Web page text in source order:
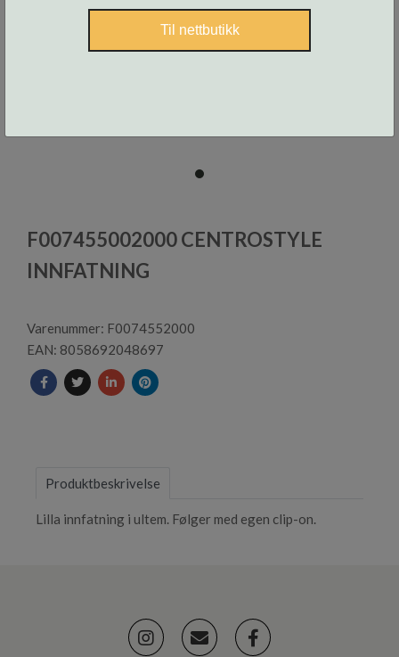
item
of
1
F007455002000 CENTROSTYLE
INNFATNING
Varenummer: F0074552000
EAN: 8058692048697
Produktbeskrivelse
Lilla innfatning i ultem. Følger med egen clip-on.
Til nettbutikk